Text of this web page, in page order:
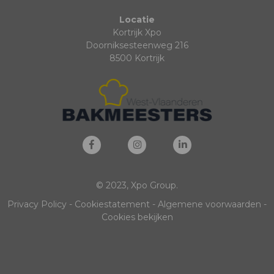
Locatie
Kortrijk Xpo
Doorniksesteenweg 216
8500 Kortrijk
© 2023, Xpo Group.
Privacy Policy - Cookiestatement - Algemene voorwaarden -
Cookies bekijken